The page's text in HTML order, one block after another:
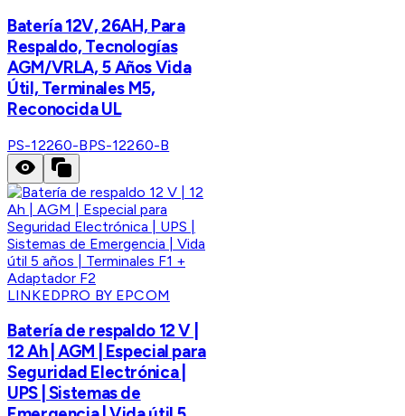
Batería 12V, 26AH, Para
Respaldo, Tecnologías
AGM/VRLA, 5 Años Vida
Útil, Terminales M5,
Reconocida UL
PS-12260-BPS-12260-B
LINKEDPRO BY EPCOM
Batería de respaldo 12 V |
12 Ah | AGM | Especial para
Seguridad Electrónica |
UPS | Sistemas de